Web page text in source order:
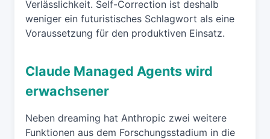
Verlässlichkeit. Self-Correction ist deshalb
weniger ein futuristisches Schlagwort als eine
Voraussetzung für den produktiven Einsatz.
Claude Managed Agents wird
erwachsener
Neben dreaming hat Anthropic zwei weitere
Funktionen aus dem Forschungsstadium in die